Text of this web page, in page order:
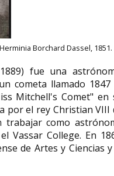
Borchard Dassel, 1851.
fue una
cometa llamado 1847
Mitchell's Comet" en
por el rey Christian VIII
trabajar como
Vassar College. En
de Artes y Ciencias
británica
Carrie Reichardt
una artista británica
del arte protesta....